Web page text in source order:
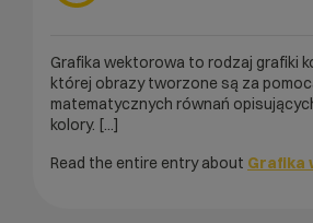
Grafika wektorowa to rodzaj grafiki
której obrazy tworzone są za
matematycznych równań
kolory. [...]
Read the entire entry about Grafika